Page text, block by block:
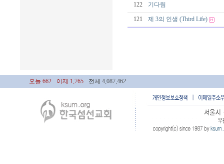
122 기다림
121 제 3의 인생 (Third Life)
오늘 662 · 어제 1,765 · 전체 4,087,462